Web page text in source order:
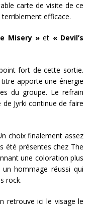
carte de visite de ce
efficace.
Misery »et « Devil’s
fort de cette sortie.
apporte une énergie
du groupe. Le refrain
Jyrki continue de faire
choix finalement assez
été présentes chez The
une coloration plus
un hommage réussi qui
rock.
retrouve ici le visage le